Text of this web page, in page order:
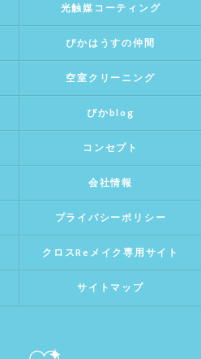
光触媒コーティング
ぴかはうすの仲間
空室クリーニング
ぴかblog
コンセプト
会社情報
プライバシーポリシー
クロスReメイク専用サイト
サイトマップ